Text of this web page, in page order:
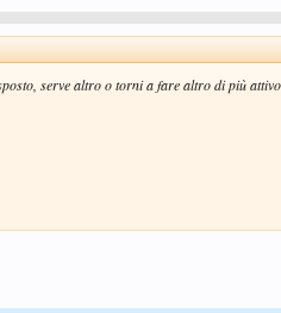
serve altro o torni a fare altro di più